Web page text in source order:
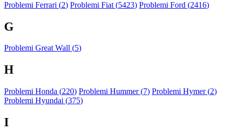
Problemi Ferrari (2) Problemi Fiat (5423) Problemi Ford (2416)
G
Problemi Great Wall (5)
H
Problemi Honda (220) Problemi Hummer (7) Problemi Hymer (2)
Problemi Hyundai (375)
I